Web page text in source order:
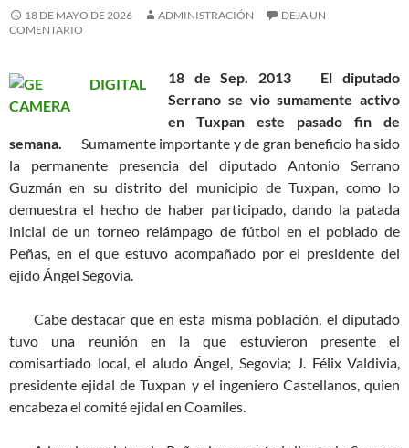
18 DE MAYO DE 2026 ADMINISTRACIÓN
DEJA UN
COMENTARIO
18 de Sep. 2013
El diputado
Serrano se vio sumamente activo
en Tuxpan este pasado fin de
semana.
Sumamente importante y de gran beneficio ha sido
la permanente presencia del diputado Antonio Serrano
Guzmán en su distrito del municipio de Tuxpan, como lo
demuestra el hecho de haber participado, dando la patada
inicial de un torneo relámpago de fútbol en el poblado de
Peñas, en el que estuvo acompañado por el presidente del
ejido Ángel Segovia.
Cabe destacar que en esta misma población, el diputado
tuvo una reunión en la que estuvieron presente el
comisartiado local, el aludo Ángel, Segovia; J. Félix Valdivia,
presidente ejidal de Tuxpan y el ingeniero Castellanos, quien
encabeza el comité ejidal en Coamiles.